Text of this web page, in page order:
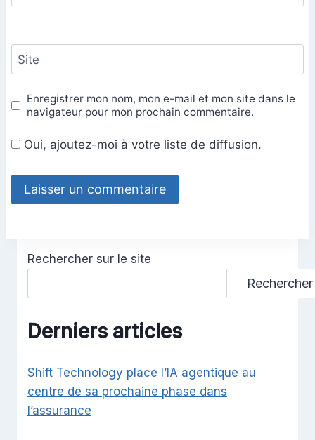
Site
Enregistrer mon nom, mon e-mail et mon site dans le
navigateur pour mon prochain commentaire.
Oui, ajoutez-moi à votre liste de diffusion.
Rechercher sur le site
Rechercher
Derniers articles
Shift Technology place l’IA agentique au
centre de sa prochaine phase dans
l’assurance